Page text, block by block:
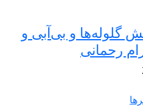
گلوله‌ها و بی‌آبی و